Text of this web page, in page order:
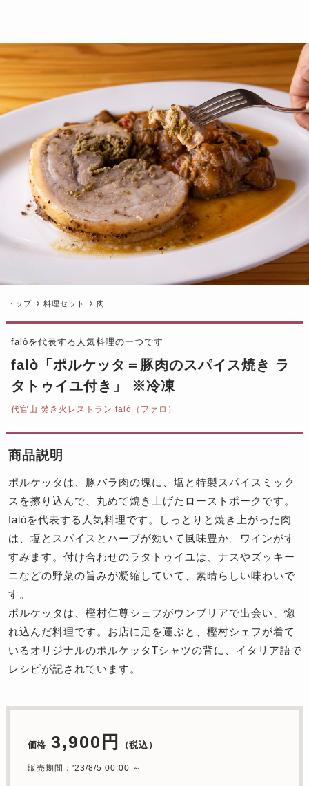
トップ 料理セット 肉
falòを代表する人気料理の一つです
falò「ポルケッタ＝豚肉のスパイス焼き ラ
タトゥイユ付き」 ※冷凍
代官山 焚き火レストラン falò（ファロ）
商品説明
ポルケッタは、豚バラ肉の塊に、塩と特製スパイスミック
スを擦り込んで、丸めて焼き上げたローストポークです。
falòを代表する人気料理です。しっとりと焼き上がった肉
は、塩とスパイスとハーブが効いて風味豊か。ワインがす
すみます。付け合わせのラタトゥイユは、ナスやズッキー
ニなどの野菜の旨みが凝縮していて、素晴らしい味わいで
す。
ポルケッタは、樫村仁尊シェフがウンブリアで出会い、惚
れ込んだ料理です。お店に足を運ぶと、樫村シェフが着て
いるオリジナルのポルケッタTシャツの背に、イタリア語で
レシピが記されています。
価格 3,900円 （税込）
販売期間：'23/8/5 00:00 ～